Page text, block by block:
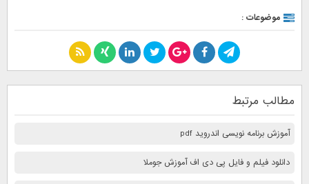
موضوعات :
مطالب مرتبط
آموزش برنامه نویسی اندروید pdf
دانلود فیلم و فایل پی دی اف آموزش جوملا